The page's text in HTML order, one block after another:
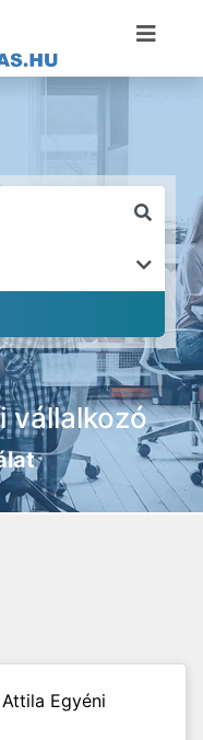
vállalkozó
Egyéni